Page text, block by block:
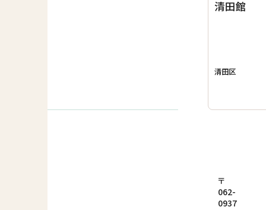
清田館
清田区
〒
062-
0937